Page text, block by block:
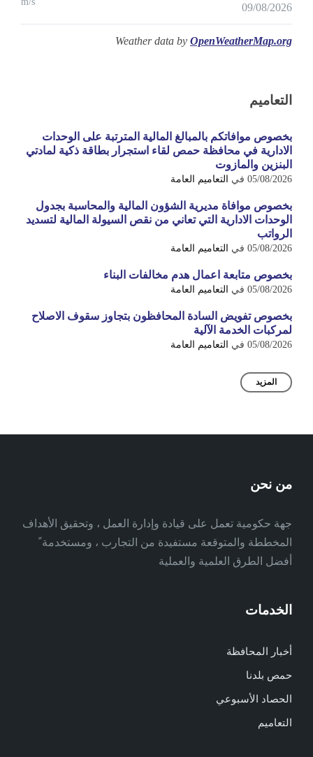
09/08/2026
Weather data by OpenWeatherMap.org
التعاميم
بخصوص موافاتكم بالمبالغ المالية المترتبة على الوحدات
الادارية في محافظة حمص لقاء استجرار بطاقة ذكية لمادتي
البنزين والمازوت
05/08/2026 في التعاميم العامة
بخصوص موافاة مديرية الشؤون المالية والمحاسبة بجدول
الوحدات الادارية التي تعاني من نقص السيولة المالية لتسديد
الرواتب
05/08/2026 في التعاميم العامة
بخصوص متابعة اعمال هدم مخالفات البناء
05/08/2026 في التعاميم العامة
بخصوص تفويض السادة المحافظون بتجاوز سقوف الاصلاح
لمركبات الخدمة الآلية
05/08/2026 في التعاميم العامة
المزيد
من نحن
جهة حكومية تعمل على قيادة وإدارة العمل ، وتحقيق الأهداف
المخططة والمتوقعة مستفيدة من التجارب ، ومستخدمة ً
أفضل الطرق العلمية والعملية
الخدمات
أخبار المحافظة
حمص بلدنا
الحصاد الأسبوعي
التعاميم